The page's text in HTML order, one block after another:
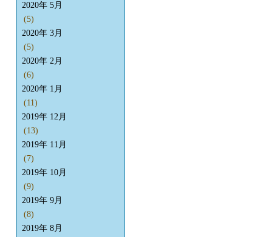
2020年 5月
(5)
2020年 3月
(5)
2020年 2月
(6)
2020年 1月
(11)
2019年 12月
(13)
2019年 11月
(7)
2019年 10月
(9)
2019年 9月
(8)
2019年 8月